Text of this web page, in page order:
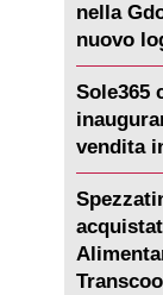
nella
nuovo
Sole365
vendita